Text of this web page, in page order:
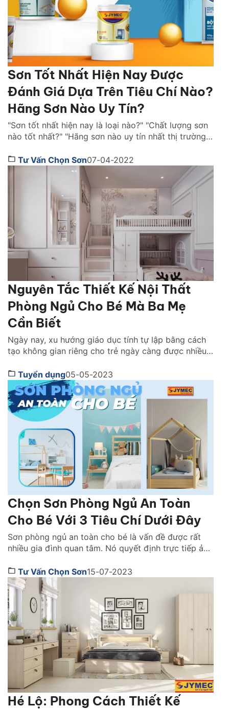
Sơn Tốt Nhất Hiện Nay Được
Đánh Giá Dựa Trên Tiêu Chí Nào?
Hãng Sơn Nào Uy Tín?
"Sơn tốt nhất hiện nay là loại nào?" "Chất lượng sơn
nào tốt nhất?" "Hãng sơn nào uy tín nhất thị trường
quan tâm. Cùng Sơn JYMEC tìm hiểu những lời
khuyên hữu ích qua bài viêt dưới đây nhé! Sơn tốt
nhất hiện […]
Tư Vấn Chọn Sơn07-04-2022
Nguyên Tắc Thiết Kế Nội Thất
Phòng Ngủ Cho Bé Mà Ba Mẹ
Cần Biết
Ngày nay, xu hướng giáo dục tính tự lập bằng cách
tạo không gian riêng cho trẻ ngày càng được nhiều
riêng tư, được bố trí theo phong cách sở thích giúp
kích thích tư duy, khả năng phát triển của trẻ. Tuy
nhiên, một không […]
Tuyển dụng05-05-2023
Chọn Sơn Phòng Ngủ An Toàn
Cho Bé Với 3 Tiêu Chí Dưới Đây
Sơn phòng ngủ an toàn cho bé là vấn đề được rất
nhiều gia đình quan tâm. Nó quyết định trực tiếp ảnh
dài của trẻ. TChỉ một lựa chọn sai về loại sơn – chứa
VOC cao, mùi độc hại hoặc kim […]
Tư Vấn Chọn Sơn15-07-2023
Hé Lộ: Phong Cách Thiết Kế